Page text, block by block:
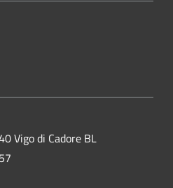
Vigo di Cadore BL